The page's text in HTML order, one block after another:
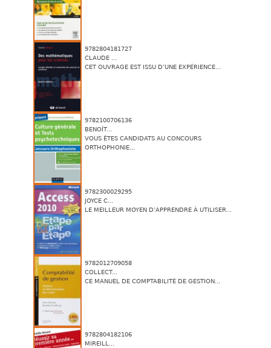
9782804181727
CLAUDE ...
CET OUVRAGE EST ISSU D’UNE EXPÉRIENCE...
9782100706136
BENOÎT...
VOUS ÊTES CANDIDATS AU CONCOURS
ORTHOPHONIE...
9782300029295
JOYCE C...
LE MEILLEUR MOYEN D’APPRENDRE À UTILISER...
9782012709058
COLLECT...
CE MANUEL DE COMPTABILITÉ DE GESTION...
9782804182106
MIREILL...